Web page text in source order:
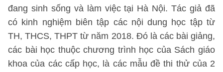
đang sinh sống và làm việc tại Hà Nội. Tác giả đã
có kinh nghiệm biên tập các nội dung học tập từ
TH, THCS, THPT từ năm 2018. Đó là các bài giảng,
các bài học thuộc chương trình học của Sách giáo
khoa của các cấp học, là các mẫu đề thi thử của 2